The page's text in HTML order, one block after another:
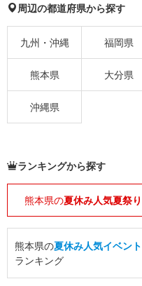
周辺の都道府県から探す
九州・沖縄 福岡県
熊本県 大分県
沖縄県
ランキングから探す
熊本県の夏休み人気夏祭り
熊本県の夏休み人気イベント
ランキング